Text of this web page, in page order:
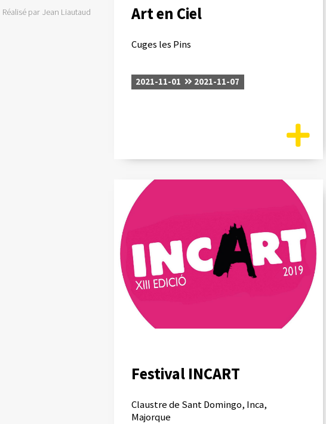
Réalisé par Jean Liautaud Art en Ciel
Cuges les Pins
2021-11-01 2021-11-07
Festival INCART
Claustre de Sant Domingo, Inca,
Majorque